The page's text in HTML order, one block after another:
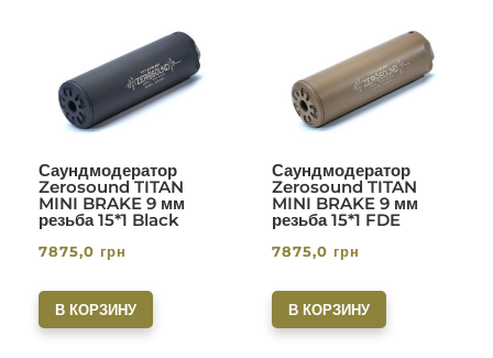
Саундмодератор
Zerosound TITAN
MINI BRAKE 9 мм
резьба 15*1 Black
7875,0 грн
В КОРЗИНУ
Саундмодератор
Zerosound TITAN
MINI BRAKE 9 мм
резьба 15*1 FDE
7875,0 грн
В КОРЗИНУ